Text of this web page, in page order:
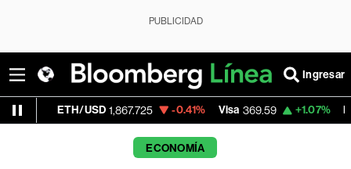
PUBLICIDAD
Ingresar
1,867.725 -0.41% Visa 369.59 +1.07% MercadoLibre
ECONOMÍA